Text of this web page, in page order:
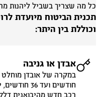
מה שצריך בשביל ליהנות
הביטוח מיועדת
בין היתר:
אבדן או גניבה
חודשים ועד 36